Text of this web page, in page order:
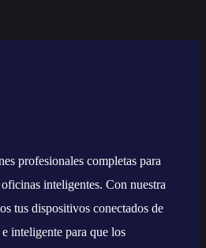
profesionales completas para
inteligentes. Con nuestra
tus dispositivos conectados de
inteligente para que los